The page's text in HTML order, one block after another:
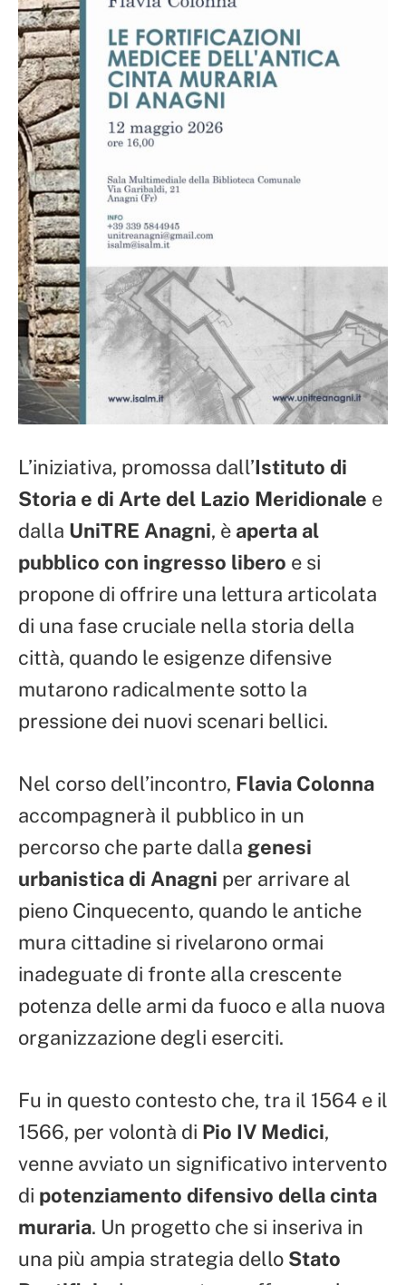
L’iniziativa, promossa dall’Istituto di
Storia e di Arte del Lazio Meridionale e
dalla UniTRE Anagni, è aperta al
pubblico con ingresso libero e si
propone di offrire una lettura articolata
di una fase cruciale nella storia della
città, quando le esigenze difensive
mutarono radicalmente sotto la
pressione dei nuovi scenari bellici.
Nel corso dell’incontro, Flavia Colonna
accompagnerà il pubblico in un
percorso che parte dalla genesi
urbanistica di Anagni per arrivare al
pieno Cinquecento, quando le antiche
mura cittadine si rivelarono ormai
inadeguate di fronte alla crescente
potenza delle armi da fuoco e alla nuova
organizzazione degli eserciti.
Fu in questo contesto che, tra il 1564 e il
1566, per volontà di Pio IV Medici,
venne avviato un significativo intervento
di potenziamento difensivo della cinta
muraria. Un progetto che si inseriva in
una più ampia strategia dello Stato